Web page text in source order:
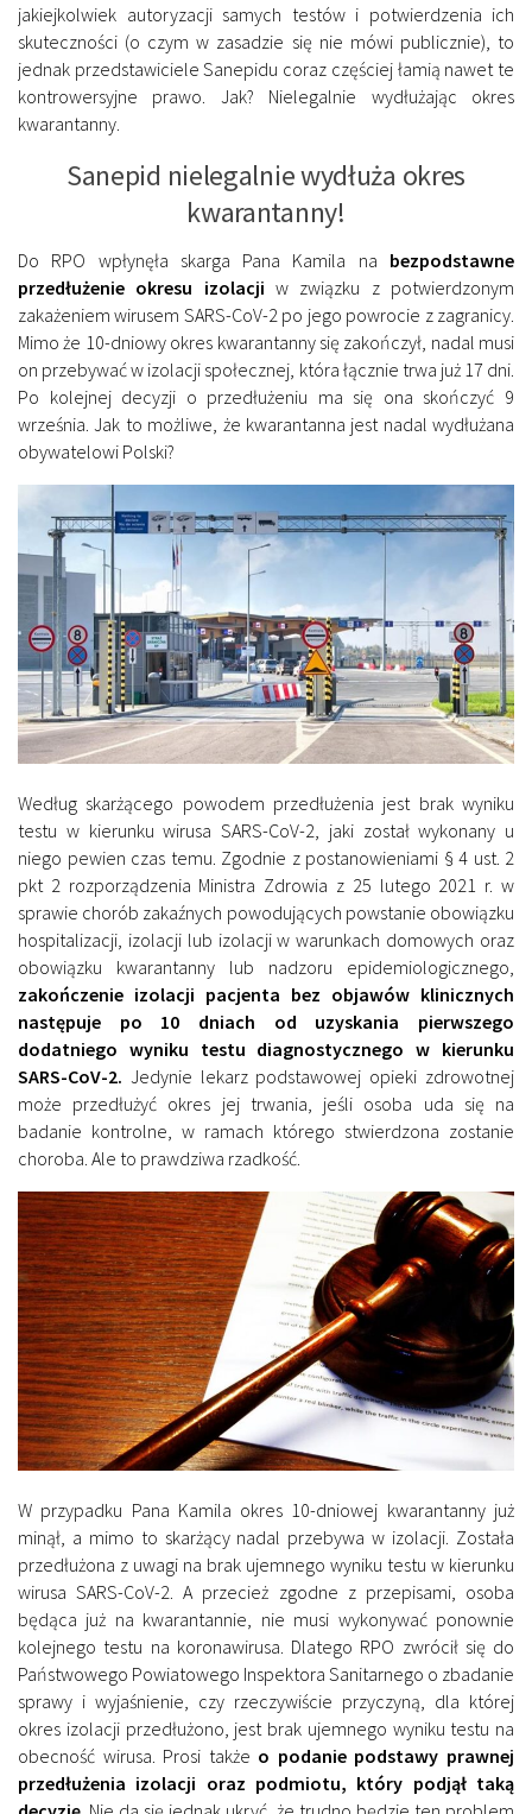
jakiejkolwiek autoryzacji samych testów i potwierdzenia ich
skuteczności (o czym w zasadzie się nie mówi publicznie), to
jednak przedstawiciele Sanepidu coraz częściej łamią nawet te
kontrowersyjne prawo. Jak? Nielegalnie wydłużając okres
kwarantanny.
Sanepid nielegalnie wydłuża okres
kwarantanny!
Do RPO wpłynęła skarga Pana Kamila na bezpodstawne
przedłużenie okresu izolacji w związku z potwierdzonym
zakażeniem wirusem SARS-CoV-2 po jego powrocie z zagranicy.
Mimo że 10-dniowy okres kwarantanny się zakończył, nadal musi
on przebywać w izolacji społecznej, która łącznie trwa już 17 dni.
Po kolejnej decyzji o przedłużeniu ma się ona skończyć 9
września. Jak to możliwe, że kwarantanna jest nadal wydłużana
obywatelowi Polski?
Według skarżącego powodem przedłużenia jest brak wyniku
testu w kierunku wirusa SARS-CoV-2, jaki został wykonany u
niego pewien czas temu. Zgodnie z postanowieniami § 4 ust. 2
pkt 2 rozporządzenia Ministra Zdrowia z 25 lutego 2021 r. w
sprawie chorób zakaźnych powodujących powstanie obowiązku
hospitalizacji, izolacji lub izolacji w warunkach domowych oraz
obowiązku kwarantanny lub nadzoru epidemiologicznego,
zakończenie izolacji pacjenta bez objawów klinicznych
następuje po 10 dniach od uzyskania pierwszego
dodatniego wyniku testu diagnostycznego w kierunku
SARS-CoV-2. Jedynie lekarz podstawowej opieki zdrowotnej
może przedłużyć okres jej trwania, jeśli osoba uda się na
badanie kontrolne, w ramach którego stwierdzona zostanie
choroba. Ale to prawdziwa rzadkość.
W przypadku Pana Kamila okres 10-dniowej kwarantanny już
minął, a mimo to skarżący nadal przebywa w izolacji. Została
przedłużona z uwagi na brak ujemnego wyniku testu w kierunku
wirusa SARS-CoV-2. A przecież zgodne z przepisami, osoba
będąca już na kwarantannie, nie musi wykonywać ponownie
kolejnego testu na koronawirusa. Dlatego RPO zwrócił się do
Państwowego Powiatowego Inspektora Sanitarnego o zbadanie
sprawy i wyjaśnienie, czy rzeczywiście przyczyną, dla której
okres izolacji przedłużono, jest brak ujemnego wyniku testu na
obecność wirusa. Prosi także o podanie podstawy prawnej
przedłużenia izolacji oraz podmiotu, który podjął taką